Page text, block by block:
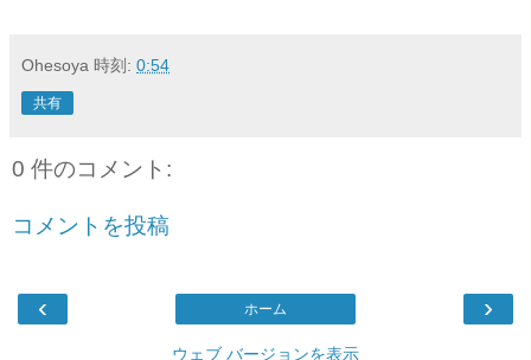
Ohesoya 時刻: 0:54
共有
0 件のコメント:
コメントを投稿
‹ ›
ホーム
ウェブ バージョンを表示